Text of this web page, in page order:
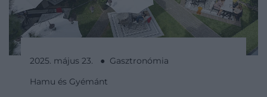
2025. május 23. ● Gasztronómia
Hamu és Gyémánt